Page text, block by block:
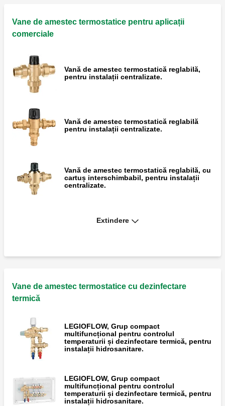
Vane de amestec termostatice pentru aplicații
comerciale
Vană de amestec termostatică reglabilă,
pentru instalații centralizate.
Vană de amestec termostatică reglabilă
pentru instalații centralizate.
Vană de amestec termostatică reglabilă, cu
cartuș interschimbabil, pentru instalații
centralizate.
Vană de amestec termostatică reglabilă, cu
pentru instalații centralizate. Cu racord
pentru recirculație.
Set de conectare pentru vane de amestec
cu racorduri filetate seria 524.
Vană de amestec termostatică reglabilă.
Racorduri cu flanșă.
Extindere
Vane de amestec termostatice cu dezinfectare
termică
LEGIOFLOW, Grup compact
multifuncțional pentru controlul
temperaturii și dezinfectare termică, pentru
instalații hidrosanitare.
LEGIOFLOW, Grup compact
multifuncțional pentru controlul
temperaturii și dezinfectare termică, pentru
instalații hidrosanitare.